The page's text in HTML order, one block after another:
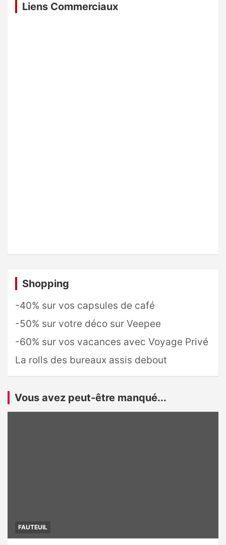
Liens Commerciaux
Shopping
-40% sur vos capsules de café
-50% sur votre déco sur Veepee
-60% sur vos vacances avec Voyage Privé
La rolls des bureaux assis debout
Vous avez peut-être manqué...
FAUTEUIL